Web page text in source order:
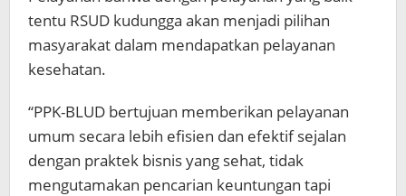
tentu RSUD kudungga akan menjadi pilihan
masyarakat dalam mendapatkan pelayanan
kesehatan.
“PPK-BLUD bertujuan memberikan pelayanan
umum secara lebih efisien dan efektif sejalan
dengan praktek bisnis yang sehat, tidak
mengutamakan pencarian keuntungan tapi